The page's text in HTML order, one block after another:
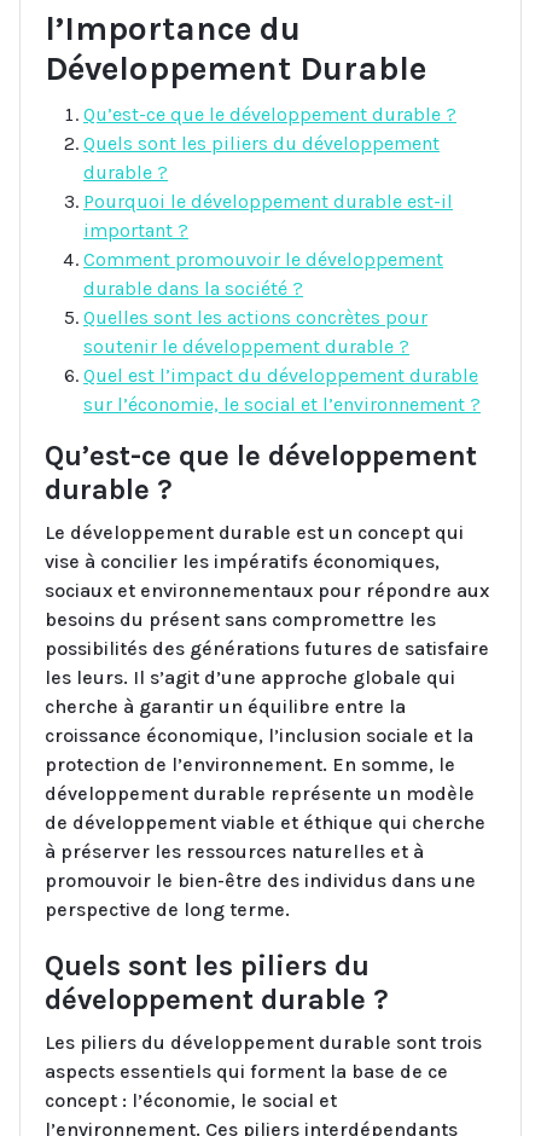
l’Importance du
Développement Durable
Qu’est-ce que le développement durable ?
Quels sont les piliers du développement
durable ?
Pourquoi le développement durable est-il
important ?
Comment promouvoir le développement
durable dans la société ?
Quelles sont les actions concrètes pour
soutenir le développement durable ?
Quel est l’impact du développement durable
sur l’économie, le social et l’environnement ?
Qu’est-ce que le développement
durable ?
Le développement durable est un concept qui
vise à concilier les impératifs économiques,
sociaux et environnementaux pour répondre aux
besoins du présent sans compromettre les
possibilités des générations futures de satisfaire
les leurs. Il s’agit d’une approche globale qui
cherche à garantir un équilibre entre la
croissance économique, l’inclusion sociale et la
protection de l’environnement. En somme, le
développement durable représente un modèle
de développement viable et éthique qui cherche
à préserver les ressources naturelles et à
promouvoir le bien-être des individus dans une
perspective de long terme.
Quels sont les piliers du
développement durable ?
Les piliers du développement durable sont trois
aspects essentiels qui forment la base de ce
concept : l’économie, le social et
l’environnement. Ces piliers interdépendants